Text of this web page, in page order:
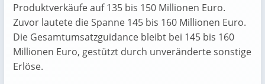
Produktverkäufe auf 135 bis 150 Millionen Euro.
Zuvor lautete die Spanne 145 bis 160 Millionen Euro.
Die Gesamtumsatzguidance bleibt bei 145 bis 160
Millionen Euro, gestützt durch unveränderte sonstige
Erlöse.